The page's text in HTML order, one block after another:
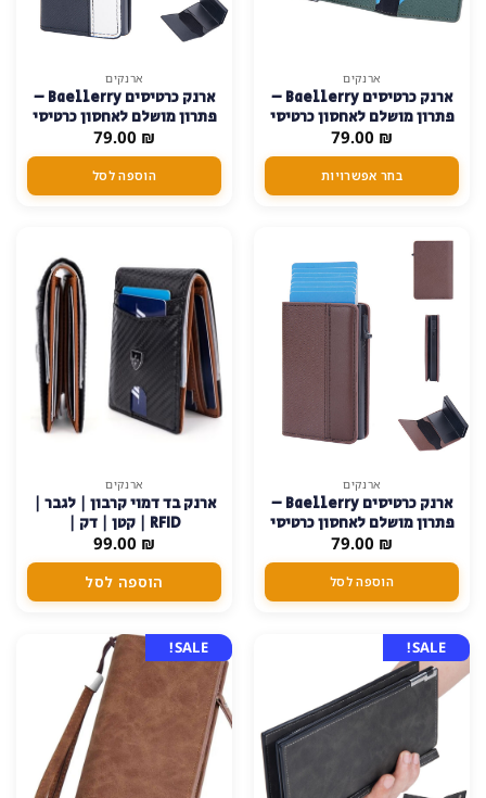
ארנקים
ארנק כרטיסים Baellerry –
פתרון מושלם לאחסון כרטיסי
אשראי
79.00 ₪
בחר אפשרויות
זה
יש
ניתן
את
האפשרויות
המוצר
ארנקים
ארנק כרטיסים Baellerry –
פתרון מושלם לאחסון כרטיסי
אשראי – כחול-כהה
79.00 ₪
הוספה לסל
ארנקים
ארנק כרטיסים Baellerry –
פתרון מושלם לאחסון כרטיסי
אשראי – חום-כהה
79.00 ₪
הוספה לסל
ארנקים
ארנק בד דמוי קרבון | לגבר |
RFID | קטן | דק |
מינימליסטי
99.00 ₪
הוספה לסל
SALE!
SALE!